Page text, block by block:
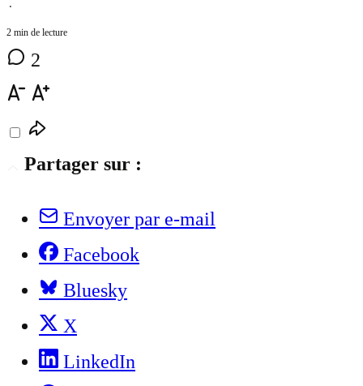
⋅
2 min de lecture
2
Partager sur :
Envoyer par e-mail
Facebook
Bluesky
X
LinkedIn